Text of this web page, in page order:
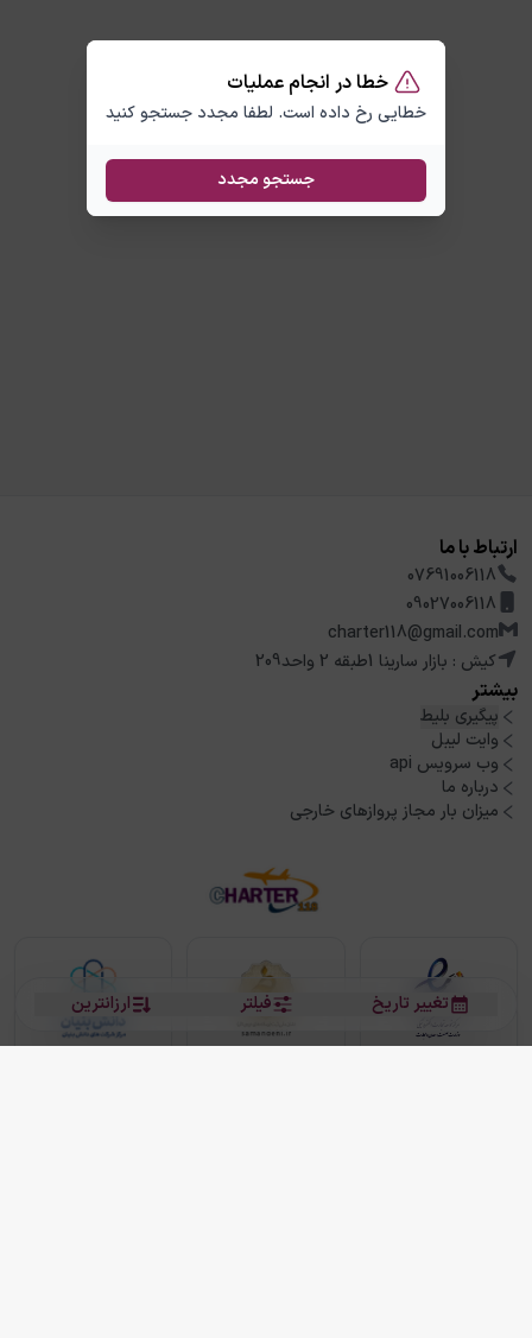
خطا در انجام عملیات
خطایی رخ داده است. لطفا مجدد جستجو کنید
جستجو مجدد
ارزانترین فیلتر تغییر تاریخ
ارتباط با ما
07691006118
09027006118
charter118@gmail.com
کیش : بازار سارینا 1طبقه 2 واحد209
بیشتر
پیگیری بلیط
وایت لیبل
وب سرویس api
درباره ما
میزان بار مجاز پروازهای خارجی